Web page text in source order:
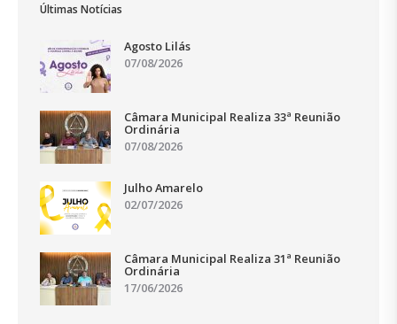
Últimas Notícias
Agosto Lilás
07/08/2026
Câmara Municipal Realiza 33ª Reunião
Ordinária
07/08/2026
Julho Amarelo
02/07/2026
Câmara Municipal Realiza 31ª Reunião
Ordinária
17/06/2026